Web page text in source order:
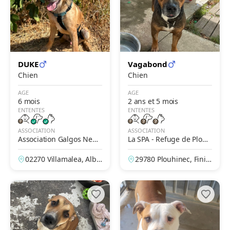
DUKE
Chien
AGE
6 mois
ENTENTES
ASSOCIATION
Association Galgos New
Life
02270 Villamalea, Alba
Vagabond
Chien
AGE
2 ans et 5 mois
ENTENTES
ASSOCIATION
La SPA - Refuge de Plouh
inec
29780 Plouhinec, Finist